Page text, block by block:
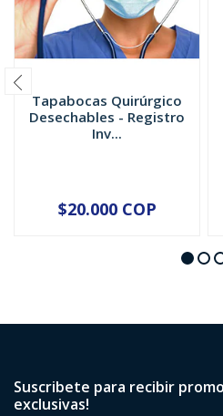
Tapabocas Quirúrgico
Desechables - Registro
Inv...
$20.000 COP
Suscribete para recibir
exclusivas!